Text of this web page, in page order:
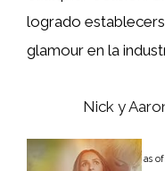
logrado
glamour en la
Nick y
as